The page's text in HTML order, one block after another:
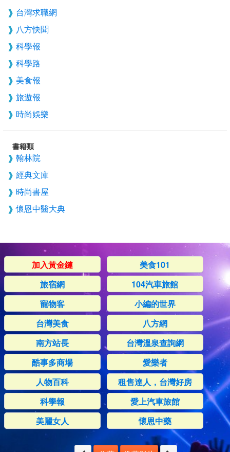
台灣求職網
八方快聞
科學報
科學路
美食報
旅遊報
時尚娛樂
書籍類
翰林院
經典文庫
時尚書屋
懷恩中醫大典
加入黃金鏈
美食101
旅宿網
104汽車旅館
寵物客
小編的世界
台灣美食
八方網
南方站長
台灣溫泉查詢網
酷事多商場
愛樂者
人物百科
租售達人，台灣好房
科學報
愛上汽車旅館
美麗女人
懷恩中藥